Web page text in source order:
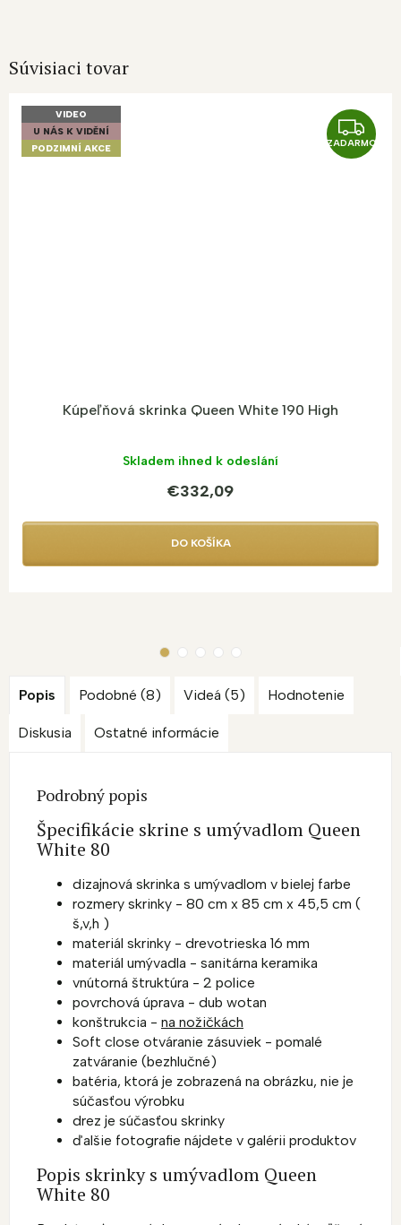
Súvisiaci tovar
VIDEO
U NÁS K VIDĚNÍ
PODZIMNÍ AKCE
Z
A
ZADARMO
Kúpeľňová skrinka Queen White 190 High
Skladem ihned k odeslání
€332,09
DO KOŠÍKA
Popis Podobné (8) Videá (5) Hodnotenie
Diskusia Ostatné informácie
Podrobný popis
Špecifikácie skrine s umývadlom Queen
White 80
dizajnová skrinka s umývadlom v bielej farbe
rozmery skrinky - 80 cm x 85 cm x 45,5 cm (
š,v,h )
materiál skrinky - drevotrieska 16 mm
materiál umývadla - sanitárna keramika
vnútorná štruktúra - 2 police
povrchová úprava - dub wotan
konštrukcia - na nožičkách
Soft close otváranie zásuviek - pomalé
zatváranie (bezhlučné)
batéria, ktorá je zobrazená na obrázku, nie je
súčasťou výrobku
drez je súčasťou skrinky
ďalšie fotografie nájdete v galérii produktov
Popis skrinky s umývadlom Queen
White 80